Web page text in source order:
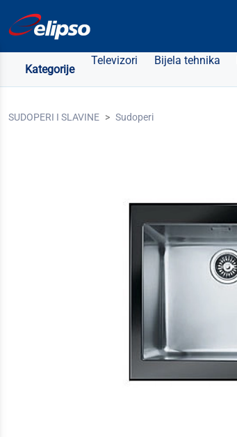
Kategorije
Televizori Bijela tehnika
SUDOPERI I SLAVINE Sudoperi